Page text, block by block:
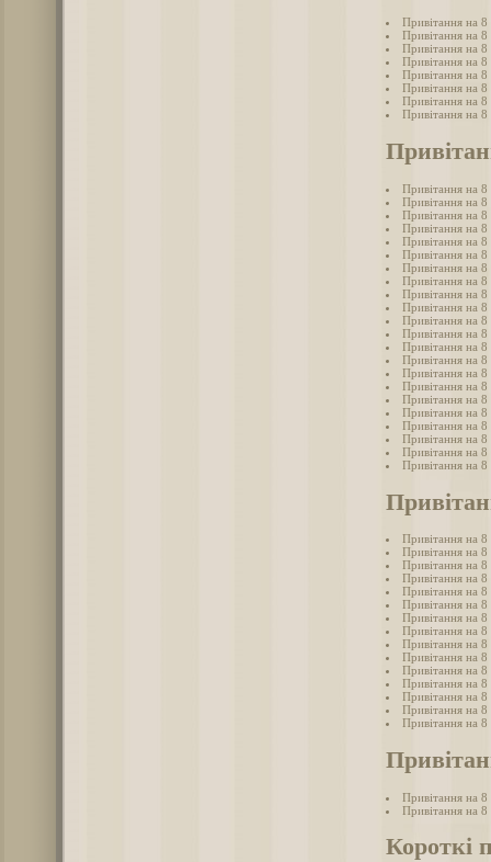
Привітання на 8
Привітання на 8
Привітання на 8
Привітання на 8
Привітання на 8
Привітання на
Привітання на
Привітання на 8
Привітання на 8
Привітання на 8
Привітання на 8
Привітання на 8
Привітання на 8
Привітання на 8
Привітання на 8
Привітання на 8
Привітання на 8
Привітання на 8
Привітання на 8
Привітання на 8
Привітання на 8
Привітання на 8
Привітання на 8
Привітання на 8
Привітання на 8
Привітання на 8
Привітання на 8
Привітання на 8
Привітання на 8
Привітання на 8
Привітання на 8
Привітання на 8
Привітання на 8
Привітання на 8
Привітання на 8
Привітання на 8
Привітання на
Привітання на 8
Привітання на 8
Привітання на 8
Привітання на 8
Привітання на 8
Привітання на 8
Привітання на 8
Привітання на 8
Привітання на 8
Привітання на 8
Короткі